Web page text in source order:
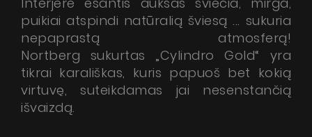
puikiai atspindi natūralią šviesą ... sukuria
nepaprastą atmosferą!
Nortberg sukurtas „Cylindro Gold“ yra
tikrai karališkas, kuris papuoš bet kokią
virtuvę, suteikdamas jai nesenstančią
išvaizdą.